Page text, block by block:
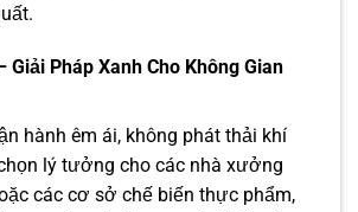
Giải Pháp Xanh Cho Không Gian
hành êm ái, không phát thải khí
lý tưởng cho các nhà xưởng
các cơ sở chế biến thực phẩm,